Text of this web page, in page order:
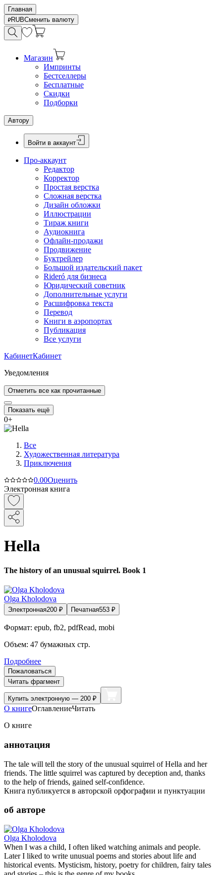
Главная
RUBСменить валюту
Магазин
Импринты
Бестселлеры
Бесплатные
Скидки
Подборки
Автору
Войти в аккаунт
Про-аккаунт
Редактор
Корректор
Простая верстка
Сложная верстка
Дизайн обложки
Иллюстрации
Тираж книги
Аудиокнига
Офлайн-продажи
Продвижение
Буктрейлер
Большой издательский пакет
Rideró для бизнеса
Юридический советник
Дополнительные услуги
Расшифровка текста
Перевод
Книги в аэропортах
Публикация
Все услуги
КабинетКабинет
Уведомления
Отметить все как прочитанные
Показать ещё
0+
Все
Художественная литература
Приключения
0.00Оценить
Электронная книга
Hella
The history of an unusual squirrel. Book 1
Olga Kholodova
Электронная200 ₽ Печатная553 ₽
Формат: epub, fb2, pdfRead, mobi
Объем: 47 бумажных стр.
Подробнее
Пожаловаться
Читать фрагмент
Купить электронную — 200 ₽
О книгеОглавлениеЧитать
О книге
аннотация
The tale will tell the story of the unusual squirrel of Hella and her
friends. The little squirrel was captured by deception and, thanks
to the help of friends, gained self-confidence.
Книга публикуется в авторской орфографии и пунктуации
об авторе
Olga Kholodova
When I was a child, I often liked watching animals and people.
Later I liked to write unusual poems and stories about life and
historical events. Mysticism, history, poetry for children, fairy tales